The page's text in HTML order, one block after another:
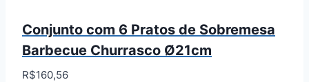
Conjunto com 6 Pratos de Sobremesa
Barbecue Churrasco Ø21cm
R$160,56